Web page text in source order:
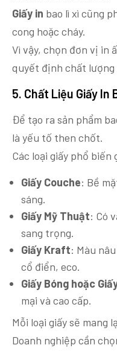
Giấy in bao lì xì cũng
cong hoặc cháy.
Vì vậy, chọn đơn vị in
quyết định chất lượng
5. Chất Liệu Giấy In
Để tạo ra sản phẩm
là yếu tố then chốt.
Các loại giấy phổ biến
Giấy Couche: Bề
sáng.
Giấy Mỹ Thuật: Có
sang trọng.
Giấy Kraft: Màu
cổ điển, eco.
Giấy Bóng hoặc
mại và cao cấp.
Mỗi loại giấy sẽ mang
Doanh nghiệp cần